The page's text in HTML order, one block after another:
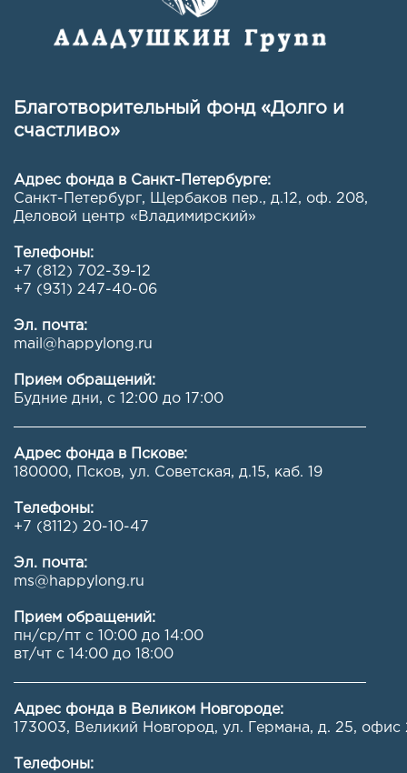
Благотворительный фонд «Долго и
счастливо»
Адрес фонда в Санкт-Петербурге:
Санкт-Петербург, Щербаков пер., д.12, оф. 208,
Деловой центр «Владимирский»
Телефоны:
+7 (812) 702-39-12
+7 (931) 247-40-06
Эл. почта:
mail@happylong.ru
Прием обращений:
Будние дни, с 12:00 до 17:00
Адрес фонда в Пскове:
180000, Псков, ул. Советская, д.15, каб. 19
Телефоны:
+7 (8112) 20-10-47
Эл. почта:
ms@happylong.ru
Прием обращений:
пн/ср/пт с 10:00 до 14:00
вт/чт с 14:00 до 18:00
Адрес фонда в Великом Новгороде:
173003, Великий Новгород, ул. Германа, д. 25, офис
Телефоны: